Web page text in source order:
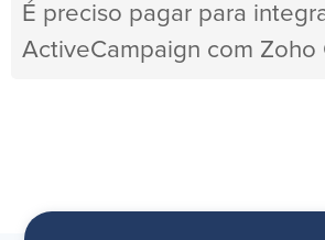
É preciso pagar para
ActiveCampaign com Zoho